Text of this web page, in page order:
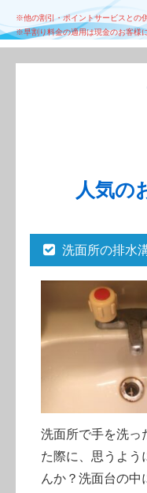
※他の割引・ポイントサービスとの
※早割り料金の適用は現金のお客様
人気の
洗面所の排水
洗面所で手を洗っ
た際に、思うよう
んか？洗面台の中